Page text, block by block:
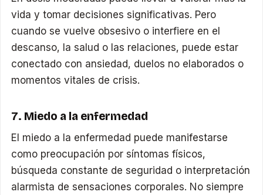
vida y tomar decisiones significativas. Pero
cuando se vuelve obsesivo o interfiere en el
descanso, la salud o las relaciones, puede estar
conectado con ansiedad, duelos no elaborados o
momentos vitales de crisis.
7. Miedo a la enfermedad
El miedo a la enfermedad puede manifestarse
como preocupación por síntomas físicos,
búsqueda constante de seguridad o interpretación
alarmista de sensaciones corporales. No siempre